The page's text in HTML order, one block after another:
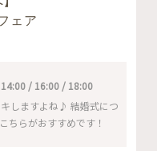
ェア
/ 16:00 / 18:00
しますよね♪ 結婚式につ
ちらがおすすめです！